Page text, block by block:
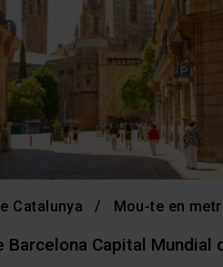
Catalunya Mou-te en
Barcelona Capital Mundial